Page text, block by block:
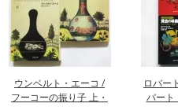
ウンベルト・エーコ /
フーコーの振り子 上・
ロバー
バート